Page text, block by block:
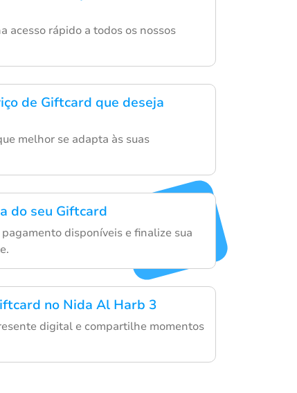
acesso rápido a todos os nossos
de Giftcard que deseja
melhor se adapta às suas
do seu Giftcard
disponíveis e finalize sua
no Nida Al Harb 3
digital e compartilhe momentos